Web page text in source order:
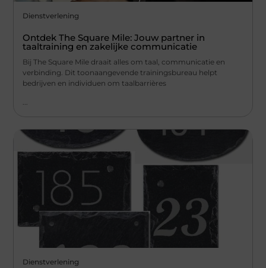
Dienstverlening
Ontdek The Square Mile: Jouw partner in
taaltraining en zakelijke communicatie
Bij The Square Mile draait alles om taal, communicatie en
verbinding. Dit toonaangevende trainingsbureau helpt
bedrijven en individuen om taalbarrières
...
Dienstverlening